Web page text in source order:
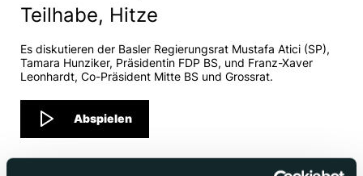
Teilhabe, Hitze
Es diskutieren der Basler Regierungsrat Mustafa Atici (SP),
Tamara Hunziker, Präsidentin FDP BS, und Franz-Xaver
Leonhardt, Co-Präsident Mitte BS und Grossrat.
Abspielen